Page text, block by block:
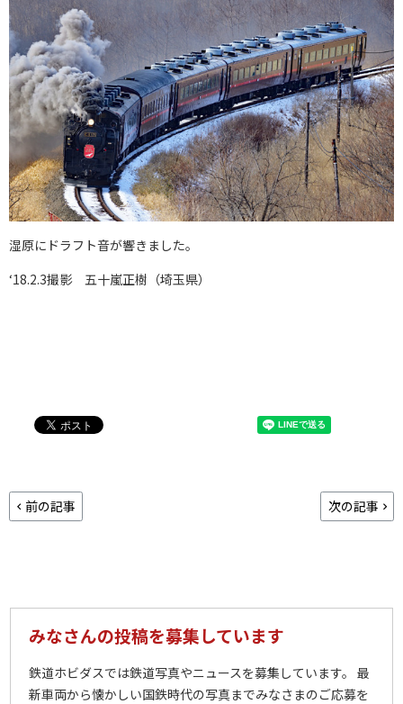
湿原にドラフト音が響きました。
‘18.2.3撮影 五十嵐正樹（埼玉県）
前の記事 次の記事
みなさんの投稿を募集しています
鉄道ホビダスでは鉄道写真やニュースを募集しています。 最
新車両から懐かしい国鉄時代の写真までみなさまのご応募を